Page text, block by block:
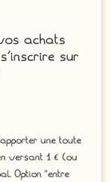
achats
sur
une toute
versant 1 € (ou
Option "entre